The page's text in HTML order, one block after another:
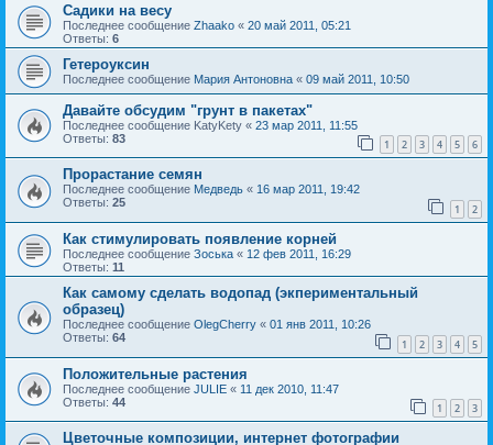
Садики на весу
Последнее сообщение Zhaako « 20 май 2011, 05:21
Ответы: 6
Гетероуксин
Последнее сообщение Мария Антоновна « 09 май 2011, 10:50
Давайте обсудим "грунт в пакетах"
Последнее сообщение KatyKety « 23 мар 2011, 11:55
Ответы: 83 1 2 3 4 5 6
Прорастание семян
Последнее сообщение Медведь « 16 мар 2011, 19:42
Ответы: 25 1 2
Как стимулировать появление корней
Последнее сообщение Зоська « 12 фев 2011, 16:29
Ответы: 11
Как самому сделать водопад (экпериментальный
образец)
Последнее сообщение OlegCherry « 01 янв 2011, 10:26
Ответы: 64 1 2 3 4 5
Положительные растения
Последнее сообщение JULIE « 11 дек 2010, 11:47
Ответы: 44 1 2 3
Цветочные композиции, интернет фотографии